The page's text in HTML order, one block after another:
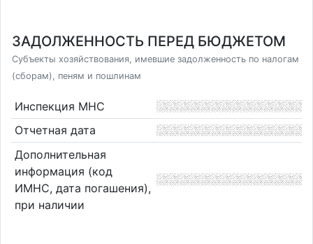
ЗАДОЛЖЕННОСТЬ ПЕРЕД БЮДЖЕТОМ
Субъекты хозяйствования, имевшие задолженность по налогам
(сборам), пеням и пошлинам
Инспекция МНС
Отчетная дата
Дополнительная
информация (код
ИМНС, дата погашения),
при наличии